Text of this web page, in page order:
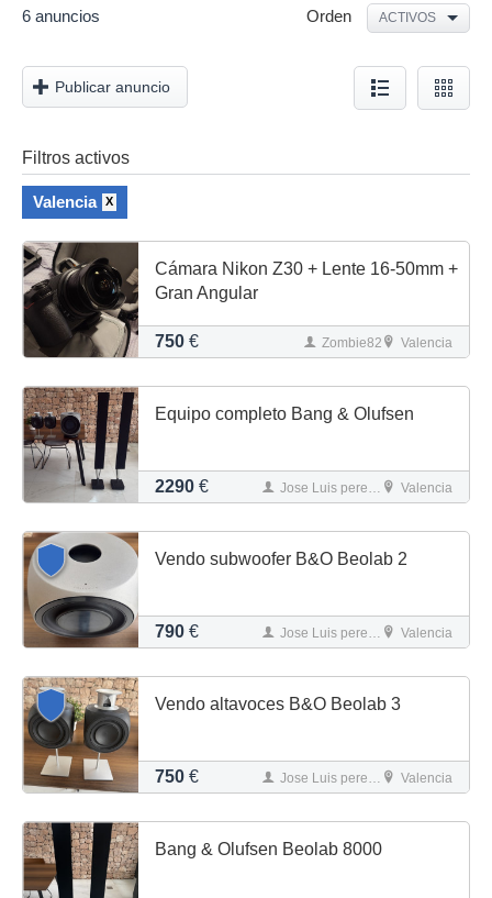
Orden ACTIVOS
6 anuncios
Publicar anuncio
Filtros activos
Valencia X
Cámara Nikon Z30 + Lente 16-50mm +
Gran Angular
750 € Zombie82 Valencia
Equipo completo Bang & Olufsen
2290 € Jose Luis perez Quiñonero Valencia
Vendo subwoofer B&O Beolab 2
790 € Jose Luis perez Quiñonero Valencia
Vendo altavoces B&O Beolab 3
750 € Jose Luis perez Quiñonero Valencia
Bang & Olufsen Beolab 8000